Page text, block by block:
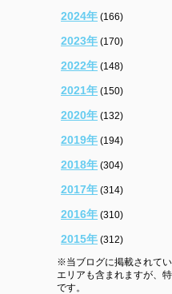
2024年 (166)
2023年 (170)
2022年 (148)
2021年 (150)
2020年 (132)
2019年 (194)
2018年 (304)
2017年 (314)
2016年 (310)
2015年 (312)
※当ブログに掲載されて
エリアも含まれますが、
です。